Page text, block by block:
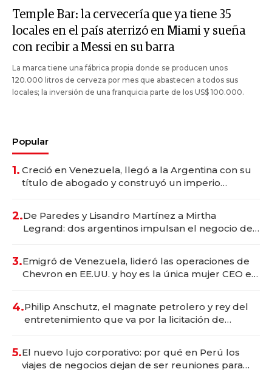
Temple Bar: la cervecería que ya tiene 35
locales en el país aterrizó en Miami y sueña
con recibir a Messi en su barra
La marca tiene una fábrica propia donde se producen unos
120.000 litros de cerveza por mes que abastecen a todos sus
locales; la inversión de una franquicia parte de los US$ 100.000.
Popular
1. Creció en Venezuela, llegó a la Argentina con su
título de abogado y construyó un imperio
2.De Paredes y Lisandro Martínez a Mirtha
Legrand: dos argentinos impulsan el negocio del
3.Emigró de Venezuela, lideró las operaciones de
Chevron en EE.UU. y hoy es la única mujer CEO en
4.Philip Anschutz, el magnate petrolero y rey del
entretenimiento que va por la licitación de
5.El nuevo lujo corporativo: por qué en Perú los
viajes de negocios dejan de ser reuniones para